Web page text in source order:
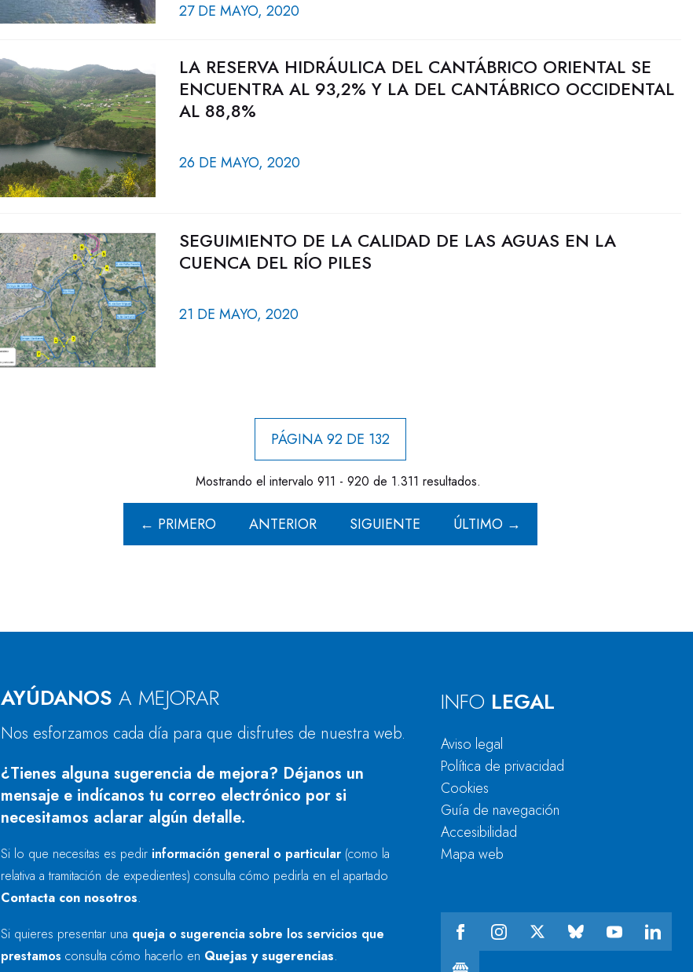
27 DE MAYO, 2020
LA RESERVA HIDRÁULICA DEL CANTÁBRICO ORIENTAL SE
ENCUENTRA AL 93,2% Y LA DEL CANTÁBRICO OCCIDENTAL
AL 88,8%
26 DE MAYO, 2020
SEGUIMIENTO DE LA CALIDAD DE LAS AGUAS EN LA
CUENCA DEL RÍO PILES
21 DE MAYO, 2020
PÁGINA 92 DE 132
Mostrando el intervalo 911 - 920 de 1.311 resultados.
← PRIMERO ANTERIOR SIGUIENTE ÚLTIMO →
AYÚDANOS A MEJORAR
Nos esforzamos cada día para que disfrutes de nuestra web.
¿Tienes alguna sugerencia de mejora? Déjanos un
mensaje e indícanos tu correo electrónico por si
necesitamos aclarar algún detalle.
Si lo que necesitas es pedir información general o particular (como la
relativa a tramitación de expedientes) consulta cómo pedirla en el apartado
Contacta con nosotros.
Si quieres presentar una queja o sugerencia sobre los servicios que
prestamos consulta cómo hacerlo en Quejas y sugerencias.
INFO LEGAL
Aviso legal
Política de privacidad
Cookies
Guía de navegación
Accesibilidad
Mapa web